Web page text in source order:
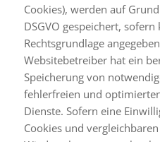
Cookies), werden auf
DSGVO gespeichert, sofern
Rechtsgrundlage
Websitebetreiber hat ein
Speicherung von
fehlerfreien und
Dienste. Sofern eine
Cookies und vergleichbaren